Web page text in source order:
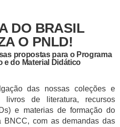
DO BRASIL
O PNLD!
propostas para o Programa
e do Material Didático
das nossas coleções e
livros de literatura, recursos
e materias de formação do
BNCC, com as demandas das